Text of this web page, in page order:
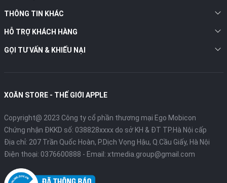
THÔNG TIN KHÁC
HỖ TRỢ KHÁCH HÀNG
GỌI TƯ VẤN & KHIẾU NẠI
XOĂN STORE - THẾ GIỚI APPLE
Copyright@ 2023 Công ty cổ phần thương mại Ego Mobicon
Chứng nhận ĐKKD số: 038828xxxx do sở KH & ĐT TP.Hà Nội cấp
Địa chỉ: 207 Trần Quốc Hoàn, P.Dịch Vọng Hậu, Q.Cầu Giấy, Hà Nội
Điện thoại: 0376600888 - Email: xtmedia.group@gmail.com